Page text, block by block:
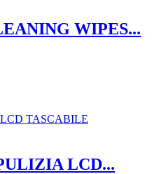
WIPES...
LCD...